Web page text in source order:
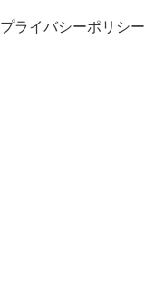
プライバシーポリシー